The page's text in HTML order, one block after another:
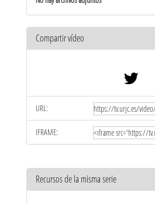
Compartir vídeo
URL:
IFRAME:
Recursos de la misma serie